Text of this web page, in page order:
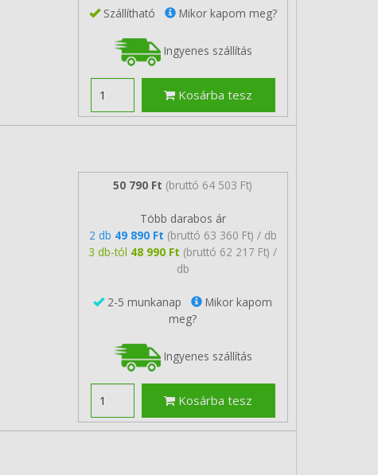
Szállítható Mikor kapom meg?
Ingyenes szállítás
Kosárba tesz
50 790 Ft (bruttó 64 503 Ft)
Több darabos ár
2 db 49 890 Ft (bruttó 63 360 Ft) / db
3 db-tól 48 990 Ft (bruttó 62 217 Ft) /
db
2-5 munkanap
Mikor kapom
meg?
Ingyenes szállítás
Kosárba tesz